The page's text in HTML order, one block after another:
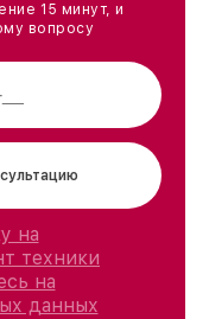
15 минут, и
вопросу
на
техники
на
данных